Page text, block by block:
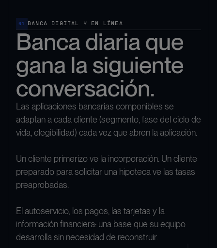
01 BANCA DIGITAL Y EN LÍNEA
Banca diaria que
gana la siguiente
conversación.
Las aplicaciones bancarias componibles se
adaptan a cada cliente (segmento, fase del ciclo de
vida, elegibilidad) cada vez que abren la aplicación.
Un cliente primerizo ve la incorporación. Un cliente
preparado para solicitar una hipoteca ve las tasas
preaprobadas.
El autoservicio, los pagos, las tarjetas y la
información financiera: una base que su equipo
desarrolla sin necesidad de reconstruir.